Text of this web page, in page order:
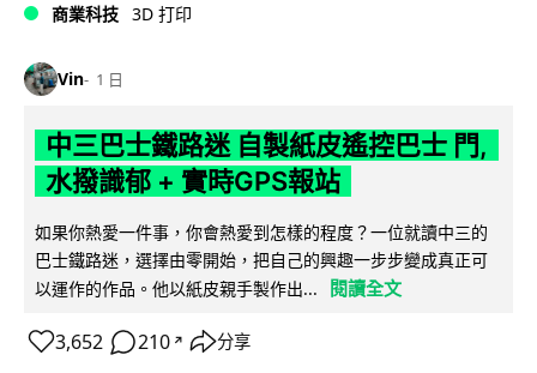
商業科技 3D 打印
Vin 1 日
中三巴士鐵路迷 自製紙皮遙控巴士 門,
水撥識郁 + 實時GPS報站
如果你熱愛一件事，你會熱愛到怎樣的程度？一位就讀中三的
巴士鐵路迷，選擇由零開始，把自己的興趣一步步變成真正可
以運作的作品。他以紙皮親手製作出...
閱讀全文
3,652 210 ↗ 分享